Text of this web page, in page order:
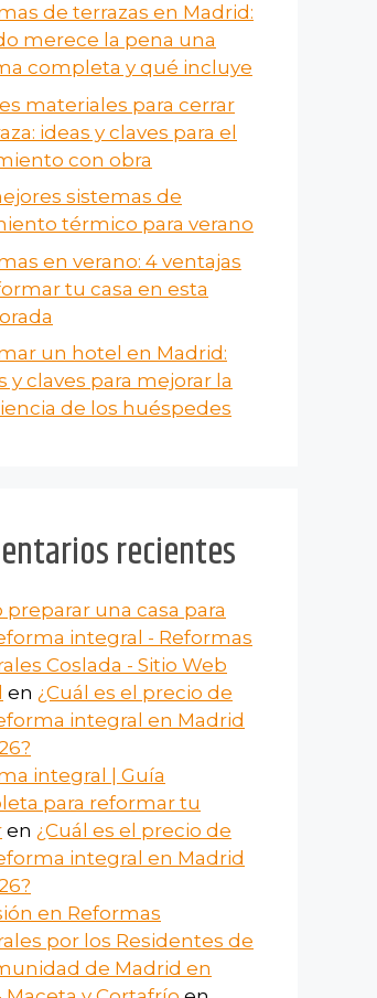
de terrazas en Madrid:
merece la pena una
completa y qué incluye
materiales para cerrar
ideas y claves para el
con obra
sistemas de
térmico para verano
en verano​: 4 ventajas
tu casa en esta
un hotel en Madrid:
y claves para mejorar la
de los huéspedes
recientes
preparar una casa para
integral - Reformas
Coslada - Sitio Web
en ¿Cuál es el precio de
integral en Madrid
integral | Guía
para reformar tu
en ¿Cuál es el precio de
integral en Madrid
en Reformas
por los Residentes de
de Madrid en